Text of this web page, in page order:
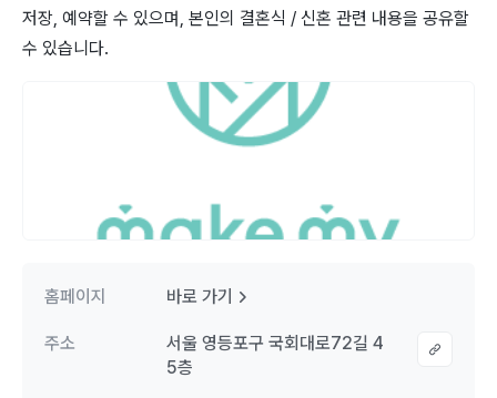
저장, 예약할 수 있으며, 본인의 결혼식 / 신혼 관련 내용을 공유할
수 있습니다.
홈페이지 바로 가기
주소
서울 영등포구 국회대로72길 4
5층